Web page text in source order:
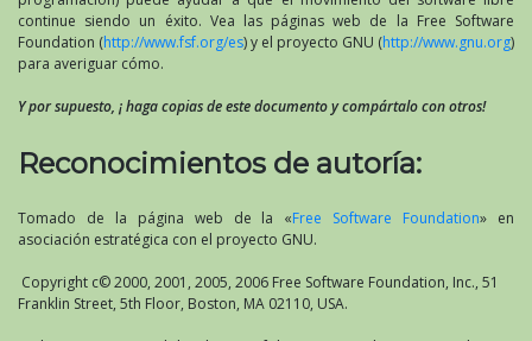
continue siendo un éxito. Vea las páginas web de la Free Software
Foundation (http://www.fsf.org/es) y el proyecto GNU (http://www.gnu.org)
para averiguar cómo.
Y por supuesto, ¡ haga copias de este documento y compártalo con otros!
Reconocimientos de autoría:
Tomado de la página web de la «Free Software Foundation» en
asociación estratégica con el proyecto GNU.
Copyright c© 2000, 2001, 2005, 2006 Free Software Foundation, Inc., 51
Franklin Street, 5th Floor, Boston, MA 02110, USA.